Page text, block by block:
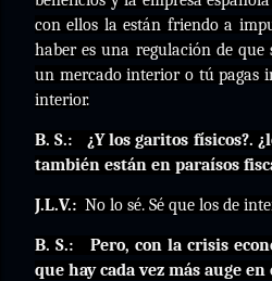
con ellos la están friendo a
haber es una regulación de
un mercado interior o tú pagas
interior.
B. S.:
¿Y los garitos físicos?.
también están en paraísos
J.L.V.: No lo sé. Sé que los de
B. S.:
Pero, con la crisis
que hay cada vez más auge en